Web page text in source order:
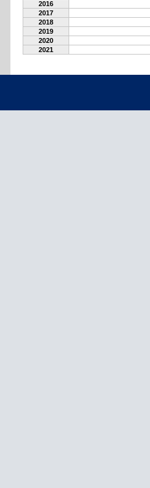
2016
2017
2018
2019
2020
2021